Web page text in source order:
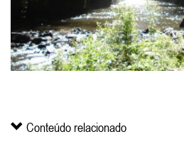
Conteúdo relacionado